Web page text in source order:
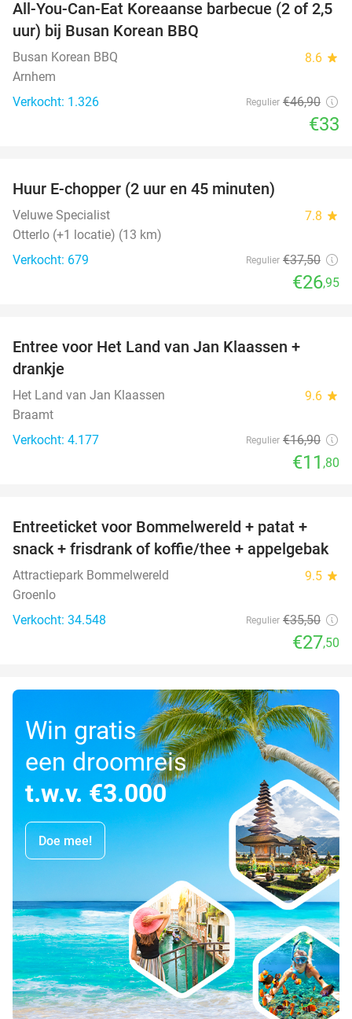
30%
All-You-Can-Eat Koreaanse barbecue (2 of 2,5
uur) bij Busan Korean BBQ
Busan Korean BBQ 8.6 star
Arnhem
Verkocht: 1.326
Regulier €46,90
€33
Huur E-chopper (2 uur en 45 minuten)
Veluwe Specialist 7.8 star
Otterlo (+1 locatie) (13 km)
Verkocht: 679
Regulier €37,50
€26,95
Entree voor Het Land van Jan Klaassen +
drankje
Het Land van Jan Klaassen 9.6 star
Braamt
Verkocht: 4.177
Regulier €16,90
€11 ,80
23%
Entreeticket voor Bommelwereld + patat +
snack + frisdrank of koffie/thee + appelgebak
Attractiepark Bommelwereld 9.5 star
Groenlo
Verkocht: 34.548
Regulier €35,50
€27,50
Win gratis
een droomreis
t.w.v. €3.000
Doe mee!